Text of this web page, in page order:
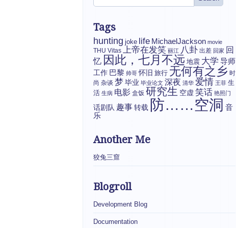
Tags
hunting joke life MichaelJackson movie
THU Vitas 上帝在发笑 丽江 八卦 出差 回家 回
忆 因此，七月不远 地震 大学 导师
工作 巴黎 帅哥 怀旧 旅行 无何有之乡 时
尚 杂谈 梦 毕业 毕业论文 深夜 清华 爱情 王菲 生
活 生病 电影 盒饭 研究生 空虚 笑话 艳照门
话剧队 趣事转载 防……空洞 音
乐
Another Me
狡兔三窟
Blogroll
Development Blog
Documentation